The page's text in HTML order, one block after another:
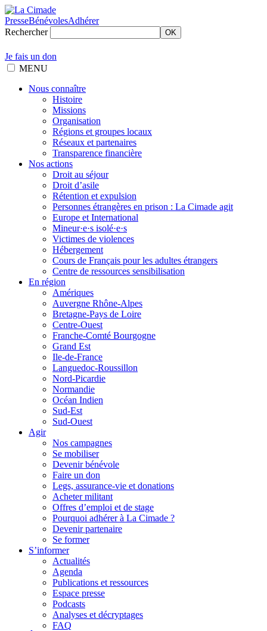
PresseBénévolesAdhérer
Rechercher
OK
Je fais un don
MENU
Nous connaître
Histoire
Missions
Organisation
Régions et groupes locaux
Réseaux et partenaires
Transparence financière
Nos actions
Droit au séjour
Droit d’asile
Rétention et expulsion
Personnes étrangères en prison : La Cimade agit
Europe et International
Mineur·e·s isolé·e·s
Victimes de violences
Hébergement
Cours de Français pour les adultes étrangers
Centre de ressources sensibilisation
En région
Amériques
Auvergne Rhône-Alpes
Bretagne-Pays de Loire
Centre-Ouest
Franche-Comté Bourgogne
Grand Est
Ile-de-France
Languedoc-Roussillon
Nord-Picardie
Normandie
Océan Indien
Sud-Est
Sud-Ouest
Agir
Nos campagnes
Se mobiliser
Devenir bénévole
Faire un don
Legs, assurance-vie et donations
Acheter militant
Offres d’emploi et de stage
Pourquoi adhérer à La Cimade ?
Devenir partenaire
Se former
S’informer
Actualités
Agenda
Publications et ressources
Espace presse
Podcasts
Analyses et décryptages
FAQ